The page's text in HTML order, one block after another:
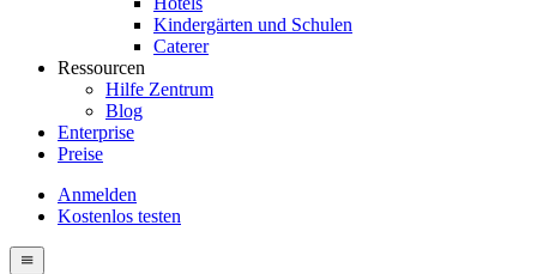
Kindergärten und Schulen
Caterer
Ressourcen
Hilfe Zentrum
Blog
Enterprise
Preise
Menutech
navigation
Anmelden
Kostenlos testen
menu